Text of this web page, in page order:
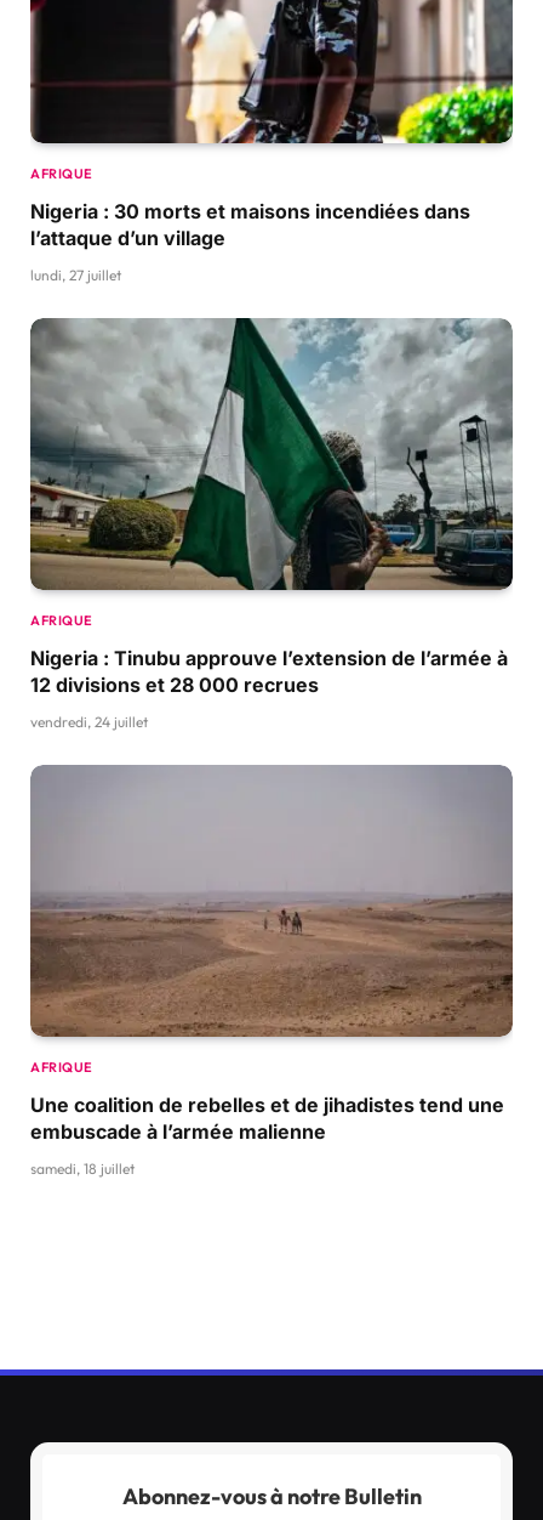
AFRIQUE
Nigeria : 30 morts et maisons incendiées dans
l’attaque d’un village
lundi, 27 juillet
AFRIQUE
Nigeria : Tinubu approuve l’extension de l’armée à
12 divisions et 28 000 recrues
vendredi, 24 juillet
AFRIQUE
Une coalition de rebelles et de jihadistes tend une
embuscade à l’armée malienne
samedi, 18 juillet
Abonnez-vous à notre Bulletin